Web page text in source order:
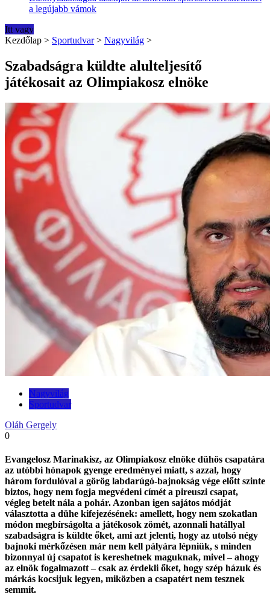
a legújabb vámok
Itt vagy
Kezdőlap > Sportudvar > Nagyvilág >
Szabadságra küldte alulteljesítő
játékosait az Olimpiakosz elnöke
Nagyvilág
Sportudvar
Oláh Gergely
0
Evangelosz Marinakisz, az Olimpiakosz elnöke dühös csapatára
az utóbbi hónapok gyenge eredményei miatt, s azzal, hogy
három fordulóval a görög labdarúgó-bajnokság vége előtt szinte
biztos, hogy nem fogja megvédeni címét a pireuszi csapat,
végleg betelt nála a pohár. Azonban igen sajátos módját
választotta a dühe kifejezésének: amellett, hogy nem szokatlan
módon megbírságolta a játékosok zömét, azonnali hatállyal
szabadságra is küldte őket, ami azt jelenti, hogy az utolsó négy
bajnoki mérkőzésen már nem kell pályára lépniük, s minden
bizonnyal új csapatot is kereshetnek maguknak, mivel – ahogy
az elnök fogalmazott – csak az érdekli őket, hogy szép házuk és
márkás kocsijuk legyen, miközben a csapatért nem tesznek
semmit.